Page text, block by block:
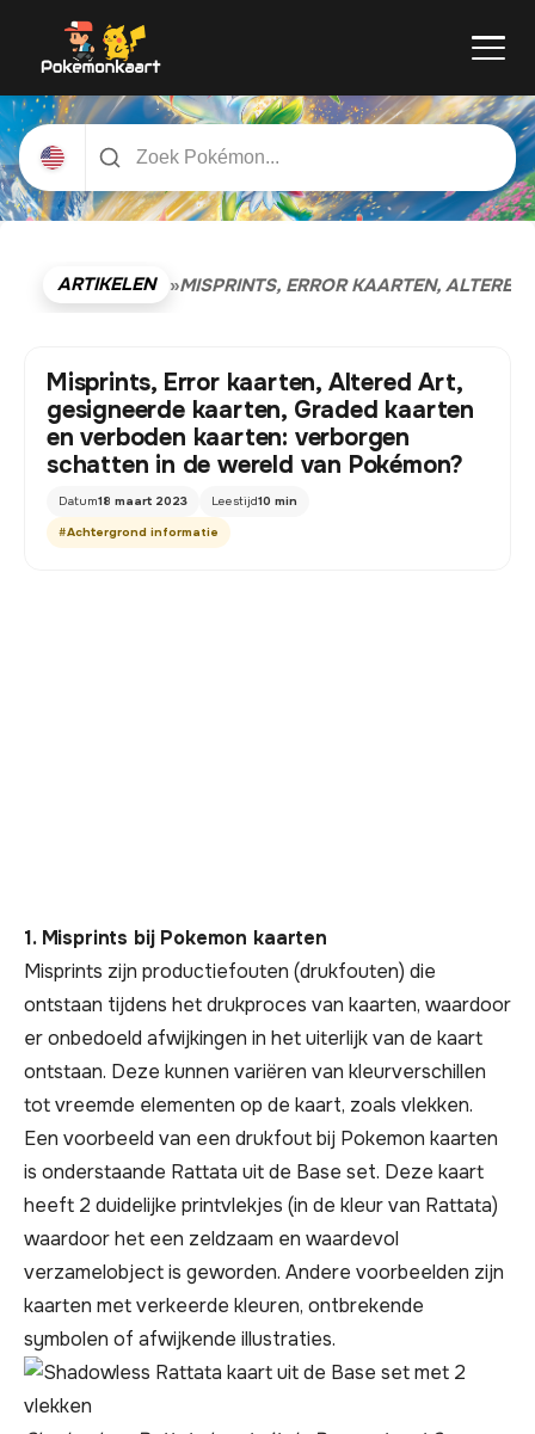
ARTIKELEN »MISPRINTS, ERROR KAARTEN,
Misprints, Error kaarten, Altered Art,
gesigneerde kaarten, Graded kaarten
en verboden kaarten: verborgen
schatten in de wereld van Pokémon?
Datum18 maart 2023 Leestijd10 min
#Achtergrond informatie
1. Misprints bij Pokemon kaarten
Misprints zijn productiefouten (drukfouten) die
ontstaan tijdens het drukproces van kaarten, waardoor
er onbedoeld afwijkingen in het uiterlijk van de kaart
ontstaan. Deze kunnen variëren van kleurverschillen
tot vreemde elementen op de kaart, zoals vlekken.
Een voorbeeld van een drukfout bij Pokemon kaarten
is onderstaande Rattata uit de Base set. Deze kaart
heeft 2 duidelijke printvlekjes (in de kleur van Rattata)
waardoor het een zeldzaam en waardevol
verzamelobject is geworden. Andere voorbeelden zijn
kaarten met verkeerde kleuren, ontbrekende
symbolen of afwijkende illustraties.